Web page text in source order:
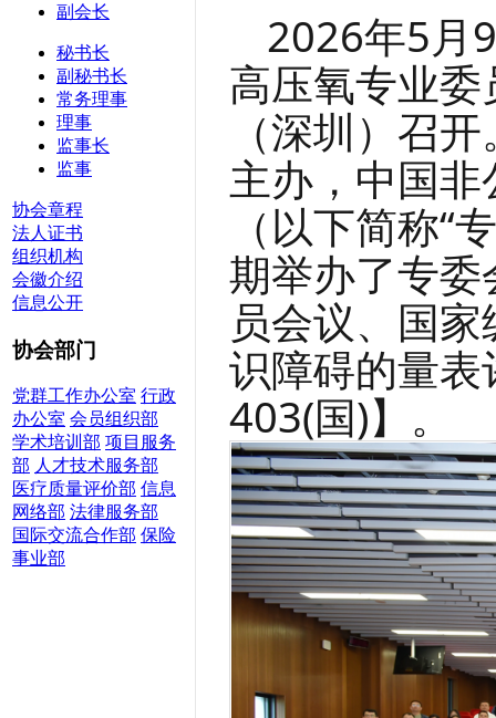
副会长
秘书长
副秘书长
常务理事
理事
监事长
监事
协会章程
法人证书
组织机构
会徽介绍
信息公开
协会部门
党群工作办公室 行政
办公室 会员组织部
学术培训部 项目服务
部 人才技术服务部
医疗质量评价部 信息
网络部 法律服务部
国际交流合作部 保险
事业部
2026年5月
高压氧专业
（深圳）召
主办，中国
（以下简称“
期举办了专
员会议、国
识障碍的量
403(国)】。